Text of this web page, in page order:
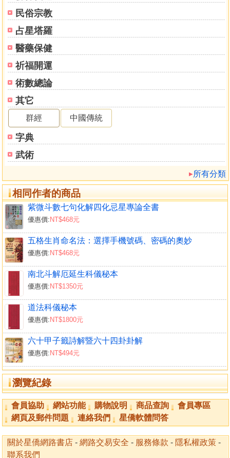
民俗宗教
占星塔羅
醫藥保健
祈福開運
術數總論
其它
群經 中國傳統
字典
武術
所有分類
相同作者的商品
紫微斗數七句化解四化忌星專論全書
優惠價: NT$468元
五格生肖命名法：選擇手機號碼、密碼的奧妙
優惠價: NT$468元
南北斗解厄延生科儀秘本
優惠價: NT$1350元
道法科儀秘本
優惠價: NT$1800元
六十甲子籤詩解暨六十四卦卦解
優惠價: NT$494元
瀏覽紀錄
正屋門前起高樓
四週無屋獨一間
房屋中間低左右
正屋背後造兩廂
廂屋前頭橫外屋
龍邊廂屋虎邊連
撰擇陽宅
撰擇陽宅的方位有幾種方法
陽宅來龍水局
龍氣水局陽宅基址選擇的禁忌
左邊青龍方位
右邊白虎方位
左天劫右地刑
陽宅六事
內外六事
門路
灶座灶向
床位
棹位
廁位
機械
陽宅外六事
內步宮
樓層
形勢
內外六事沖害
門路吉凶
灶座灶向吉凶
廟壇五營
公媽
神位吉凶
棹位吉凶
會員協助 網站功能 購物說明 商品查詢
會員專區
網頁及郵件問題
連絡我們 星僑軟體問答
關於星僑網路書店 - 網路交易安全 - 服務條款 - 隱私權政策 -
聯系我們